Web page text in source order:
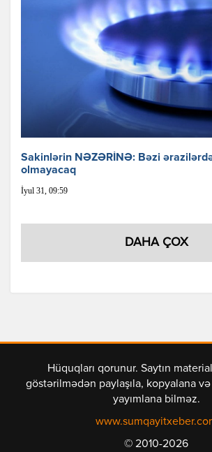
Sakinlərin NƏZƏRİNƏ: Bəzi
olmayacaq
İyul 31, 09:59
DAHA ÇOX
Hüquqları qorunur. Saytın
göstərilmədən paylaşıla, kopyalana
yayımlana bilməz.
© 2010-2026